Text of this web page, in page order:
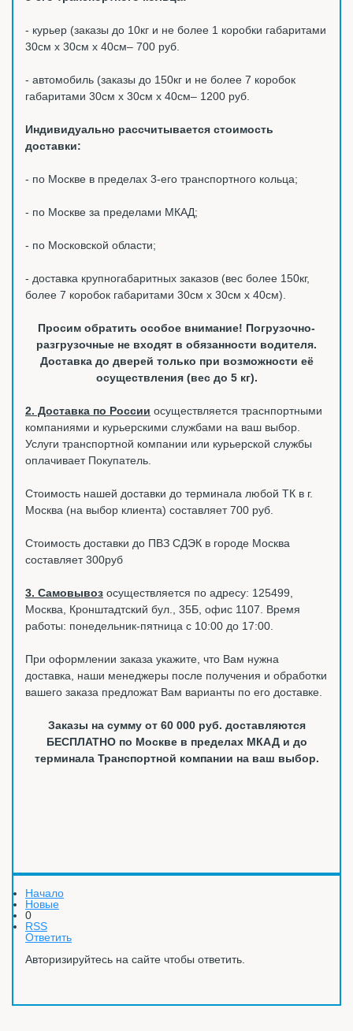
- курьер (заказы до 10кг и не более 1 коробки габаритами
30см х 30см х 40см– 700 руб.
- автомобиль (заказы до 150кг и не более 7 коробок
габаритами 30см х 30см х 40см– 1200 руб.
Индивидуально рассчитывается стоимость
доставки:
- по Москве в пределах 3-его транспортного кольца;
- по Москве за пределами МКАД;
- по Московской области;
- доставка крупногабаритных заказов (вес более 150кг,
более 7 коробок габаритами 30см х 30см х 40см).
Просим обратить особое внимание! Погрузочно-
разгрузочные не входят в обязанности водителя.
Доставка до дверей только при возможности её
осуществления (вес до 5 кг).
2. Доставка по России осуществляется траснпортными
компаниями и курьерскими службами на ваш выбор.
Услуги транспортной компании или курьерской службы
оплачивает Покупатель.
Стоимость нашей доставки до терминала любой ТК в г.
Москва (на выбор клиента) составляет 700 руб.
Стоимость доставки до ПВЗ СДЭК в городе Москва
составляет 300руб
3. Самовывоз осуществляется по адресу: 125499,
Москва, Кронштадтский бул., 35Б, офис 1107. Время
работы: понедельник-пятница с 10:00 до 17:00.
При оформлении заказа укажите, что Вам нужна
доставка, наши менеджеры после получения и обработки
вашего заказа предложат Вам варианты по его доставке.
Заказы на сумму от 60 000 руб. доставляются
БЕСПЛАТНО по Москве в пределах МКАД и до
терминала Транспортной компании на ваш выбор.
Начало
Новые
0
RSS
Ответить
Авторизируйтесь на сайте чтобы ответить.